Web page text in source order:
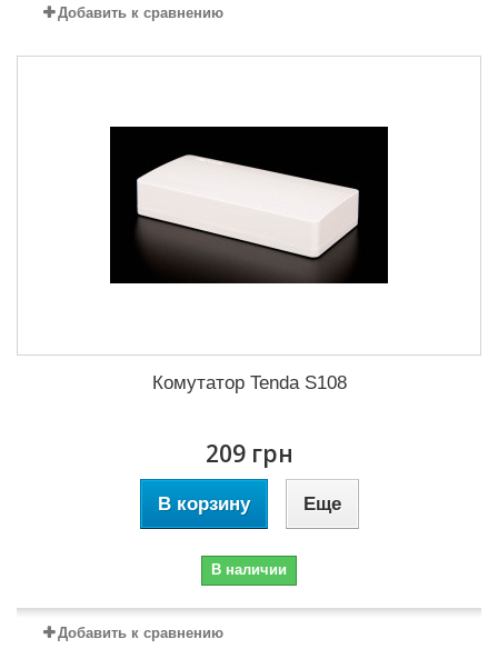
Добавить к сравнению
Комутатор Tenda S108
209 грн
В корзину Еще
В наличии
Добавить к сравнению